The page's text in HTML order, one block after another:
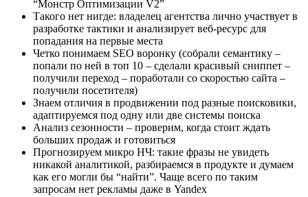
“Монстр Оптимизации V2”
Такого нет нигде: владелец агентства лично участвует в
разработке тактики и анализирует веб-ресурс для
попадания на первые места
Четко понимаем SEO воронку (собрали семантику –
попали по ней в топ 10 – сделали красивый сниппет –
получили переход – поработали со скоростью сайта –
получили посетителя)
Знаем отличия в продвижении под разные поисковики,
адаптируемся под одну или две системы поиска
Анализ сезонности – проверим, когда стоит ждать
больших продаж и готовиться
Прогнозируем микро НЧ: такие фразы не увидеть
никакой аналитикой, разбираемся в продукте и думаем
как его могли бы “найти”. Чаще всего по таким
запросам нет рекламы даже в Yandex